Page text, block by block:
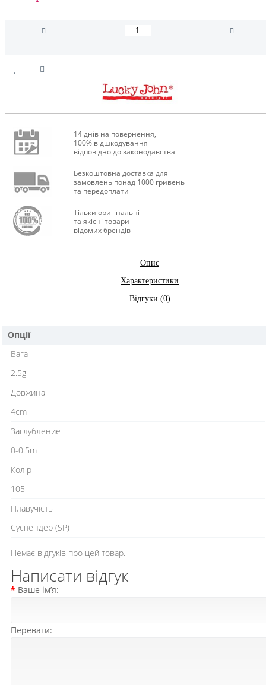
14 днів на повернення,
100% відшкодування
відповідно до законодавства
Безкоштовна доставка для
замовлень понад 1000 гривень
та передоплати
Тільки оригінальні
та якісні товари
відомих брендів
Опис
Характеристики
Відгуки (0)
Опції
Вага
2.5g
Довжина
4cm
Заглубление
0-0.5m
Колір
105
Плавучість
Cуспендер (SP)
Немає відгуків про цей товар.
Написати відгук
Ваше ім’я:
Переваги: